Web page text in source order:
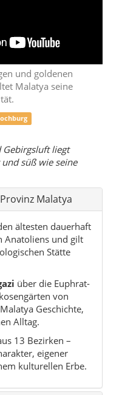
und goldenen
Malatya seine
Gebirgsluft liegt
süß wie seine
Malatya
ältesten dauerhaft
Anatoliens und gilt
Stätte
über die Euphrat-
von
Geschichte,
Alltag.
13 Bezirken –
eigener
kulturellen Erbe.